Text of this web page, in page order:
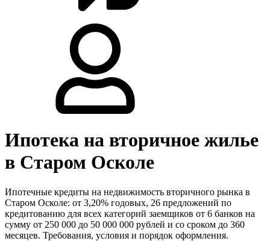
Ипотека на вторичное жилье
в Старом Осколе
Ипотечные кредиты на недвижимость вторичного рынка в
Старом Осколе: от 3,20% годовых, 26 предложений по
кредитованию для всех категорий заемщиков от 6 банков на
сумму от 250 000 до 50 000 000 рублей и со сроком до 360
месяцев. Требования, условия и порядок оформления.